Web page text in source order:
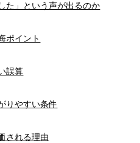
た」という声が出るのか
ポイント
誤算
りやすい条件
される理由